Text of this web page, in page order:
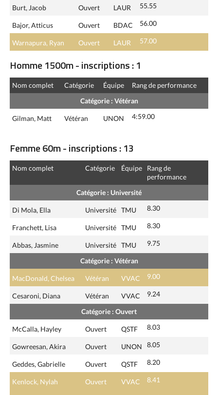
Burt, Jacob Ouvert LAUR 55.55
Bajor, Atticus Ouvert BDAC 56.00
Warnapura, Ryan Ouvert LAUR 57.00
Homme 1500m - inscriptions : 1
Nom complet Catégorie Équipe
Rang de performance
Catégorie : Vétéran
Gilman, Matt Vétéran UNON 4:59.00
Femme 60m - inscriptions : 13
Nom complet Catégorie Équipe
Rang de
performance
Catégorie : Université
Di Mola, Ella Université TMU 8.30
Franchett, Lisa Université TMU 8.30
Abbas, Jasmine Université TMU 9.75
Catégorie : Vétéran
MacDonald, Chelsea Vétéran VVAC 9.00
Cesaroni, Diana Vétéran VVAC 9.24
Catégorie : Ouvert
McCalla, Hayley Ouvert QSTF 8.03
Gowreesan, Akira Ouvert UNON 8.05
Geddes, Gabrielle Ouvert QSTF 8.20
Kenlock, Nylah Ouvert VVAC 8.41